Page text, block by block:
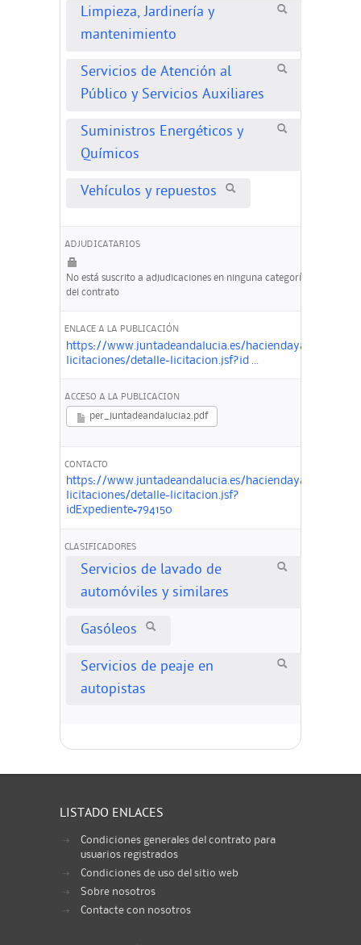
Limpieza, Jardinería y
mantenimiento
Servicios de Atención al
Público y Servicios Auxiliares
Suministros Energéticos y
Químicos
Vehículos y repuestos
ADJUDICATARIOS
No está suscrito a adjudicaciones en ninguna categoría
del contrato
ENLACE A LA PUBLICACIÓN
https://www.juntadeandalucia.es/
licitaciones/detalle-licitacion.jsf?id ...
ACCESO A LA PUBLICACION
per_juntadeandalucia2.pdf
CONTACTO
https://www.juntadeandalucia.es/
licitaciones/detalle-licitacion.jsf?
idExpediente=794150
CLASIFICADORES
Servicios de lavado de
automóviles y similares
Gasóleos
Servicios de peaje en
autopistas
LISTADO ENLACES
Condiciones generales del contrato para
usuarios registrados
Condiciones de uso del sitio web
Sobre nosotros
Contacte con nosotros